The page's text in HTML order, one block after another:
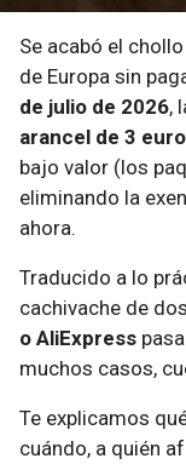
Se acabó el
de Europa sin
de julio de 2026,
arancel de 3
bajo valor (los
eliminando la
ahora.
Traducido a lo
cachivache de
o AliExpress
muchos casos,
Te explicamos
cuándo, a quién